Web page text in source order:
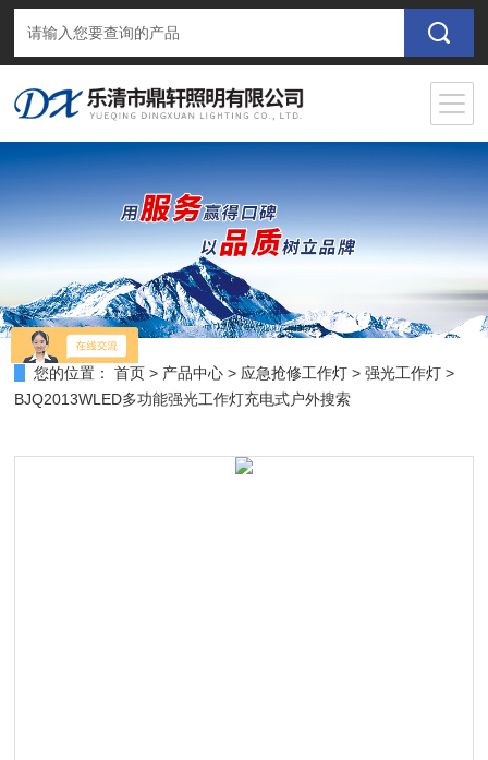
您的位置： 首页 > 产品中心 > 应急抢修工作灯 >强光工作灯 >
BJQ2013WLED多功能强光工作灯充电式户外搜索